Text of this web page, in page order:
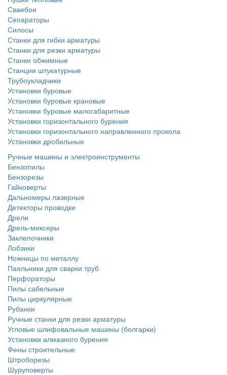
Сваебои
Сепараторы
Силосы
Станки для гибки арматуры
Станки для резки арматуры
Станки обжимные
Станции штукатурные
Трубоукладчики
Установки буровые
Установки буровые крановые
Установки буровые малогабаритные
Установки горизонтального бурения
Установки горизонтального направленного прокола
Установки дробильные
Ручные машины и электроинструменты
Бензопилы
Бензорезы
Гайковерты
Дальномеры лазерные
Детекторы проводки
Дрели
Дрель-миксеры
Заклепочники
Лобзики
Ножницы по металлу
Паяльники для сварки труб
Перфораторы
Пилы сабельные
Пилы циркулярные
Рубанки
Ручные станки для резки арматуры
Угловые шлифовальные машины (болгарки)
Установки алмазного бурения
Фены строительные
Штроборезы
Шуруповерты